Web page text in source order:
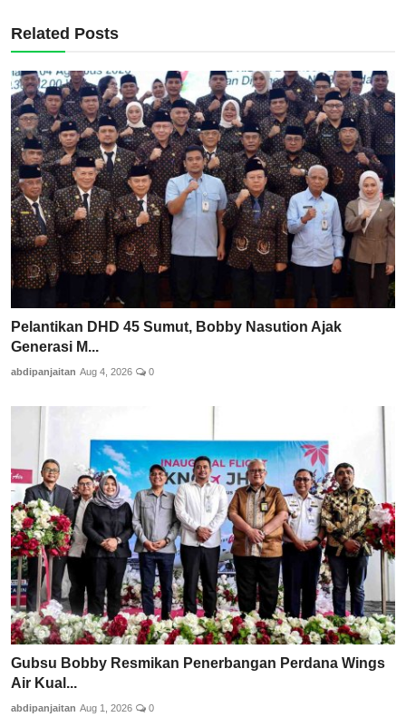
Related Posts
Pelantikan DHD 45 Sumut, Bobby Nasution Ajak
Generasi M...
abdipanjaitan Aug 4, 2026 0
Gubsu Bobby Resmikan Penerbangan Perdana Wings
Air Kual...
abdipanjaitan Aug 1, 2026 0